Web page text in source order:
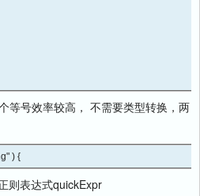
等号效率较高， 不需要类型转换，两
则表达式quickExpr